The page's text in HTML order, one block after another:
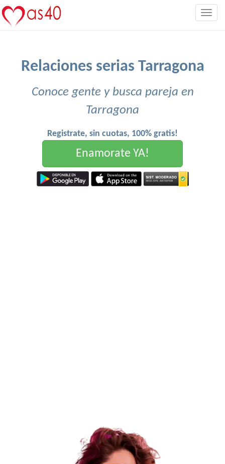
Relaciones serias Tarragona
Conoce gente y busca pareja en
Tarragona
Registrate, sin cuotas, 100% gratis!
Enamorate YA!